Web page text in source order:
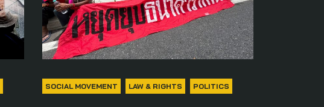
SOCIAL MOVEMENT LAW & RIGHTS POLITICS